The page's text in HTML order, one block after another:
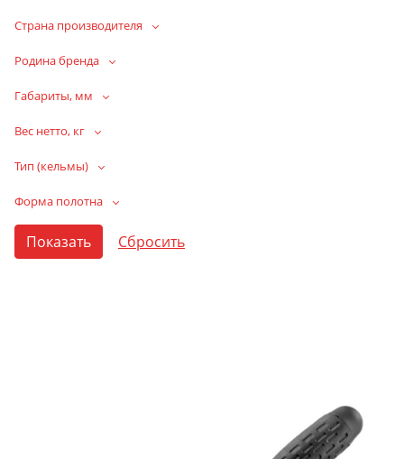
Страна производителя
Родина бренда
Габариты, мм
Вес нетто, кг
Тип (кельмы)
Форма полотна